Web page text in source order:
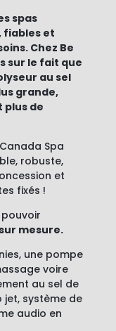
spas
fiables et
Chez Be
sur le fait que
au sel
grande,
plus de
Spa
robuste,
et
fixés !
mesure.
une pompe
voire
au sel de
jet, système de
audio en